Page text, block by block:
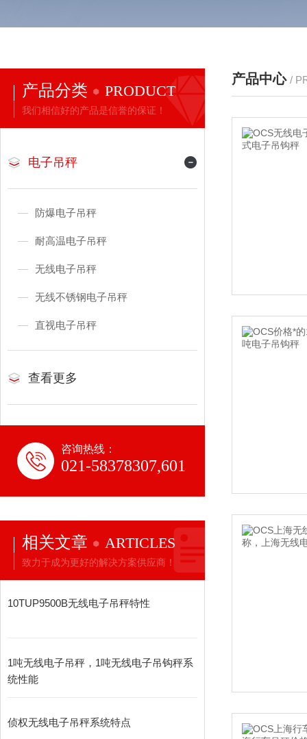
产品分类 PRODUCT
我们相信好的产品是信誉的保证！
电子吊秤
防爆电子吊秤
耐高温电子吊秤
无线电子吊秤
无线不锈钢电子吊秤
直视电子吊秤
查看更多
咨询热线：
021-58378307,601
相关文章 ARTICLES
致力于成为更好的解决方案供应商！
10TUP9500B无线电子吊秤特性
1吨无线电子吊秤，1吨无线电子吊钩秤系
统性能
侦权无线电子吊秤系统特点
产品中心 /